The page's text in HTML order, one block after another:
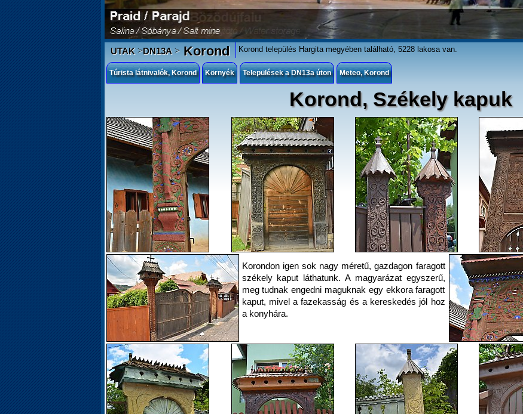
UTAK>DN13A>Korond Korond település Hargita megyében található, 5228 lakosa van.
Túrista látnivalók, Korond Környék Települések a DN13a úton Meteo, Korond
Korond, Székely kapuk
Korondon igen sok nagy méretű, gazdagon faragott
székely kaput láthatunk. A magyarázat egyszerű,
meg tudnak engedni maguknak egy ekkora faragott
kaput, mivel a fazekasság és a kereskedés jól hoz
a konyhára.